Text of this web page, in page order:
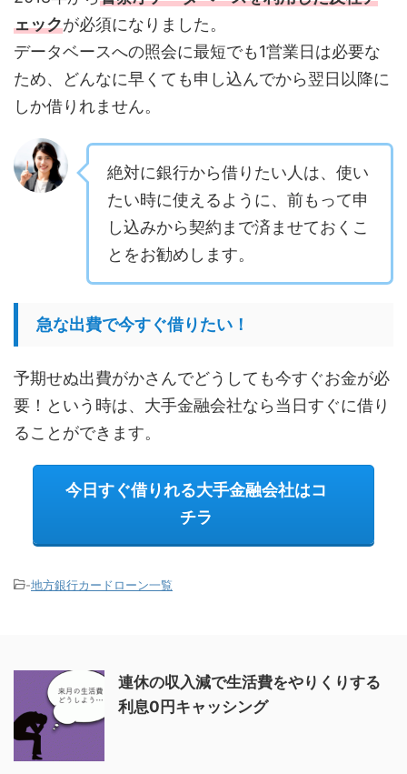
ェックが必須になりました。
データベースへの照会に最短でも1営業日は必要な
ため、どんなに早くても申し込んでから翌日以降に
しか借りれません。
絶対に銀行から借りたい人は、使い
たい時に使えるように、前もって申
し込みから契約まで済ませておくこ
とをお勧めします。
急な出費で今すぐ借りたい！
予期せぬ出費がかさんでどうしても今すぐお金が必
要！という時は、大手金融会社なら当日すぐに借り
ることができます。
今日すぐ借りれる大手金融会社はコ
チラ
-地方銀行カードローン一覧
連休の収入減で生活費をやりくりする
利息0円キャッシング